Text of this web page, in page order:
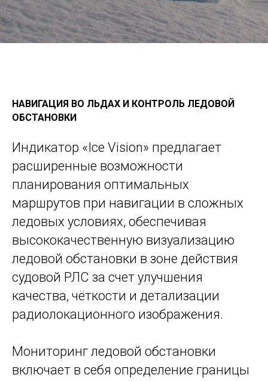
НАВИГАЦИЯ ВО ЛЬДАХ И КОНТРОЛЬ ЛЕДОВОЙ
ОБСТАНОВКИ
Индикатор «Ice Vision» предлагает
расширенные возможности
планирования оптимальных
маршрутов при навигации в сложных
ледовых условиях, обеспечивая
высококачественную визуализацию
ледовой обстановки в зоне действия
судовой РЛС за счет улучшения
качества, чёткости и детализации
радиолокационного изображения.
Мониторинг ледовой обстановки
включает в себя определение границы